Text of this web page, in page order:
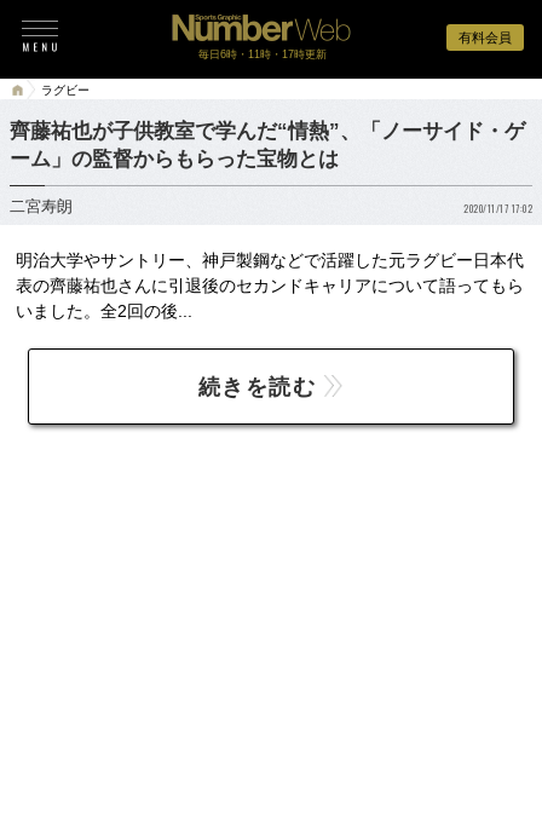
有料会員
毎日6時・11時・17時更新
ラグビー
齊藤祐也が子供教室で学んだ“情熱”、「ノーサイド・ゲ
ーム」の監督からもらった宝物とは
二宮寿朗 2020/11/17 17:02
明治大学やサントリー、神戸製鋼などで活躍した元ラグビー日本代
表の齊藤祐也さんに引退後のセカンドキャリアについて語ってもら
いました。全2回の後...
続きを読む